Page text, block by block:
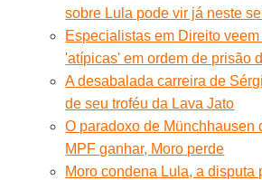
sobre Lula pode vir já neste
Especialistas em Direito
'atípicas' em ordem de prisão
A desabalada carreira de
de seu troféu da Lava Jato
O paradoxo de Münchhausen
MPF ganhar, Moro perde
Moro condena Lula, a disputa